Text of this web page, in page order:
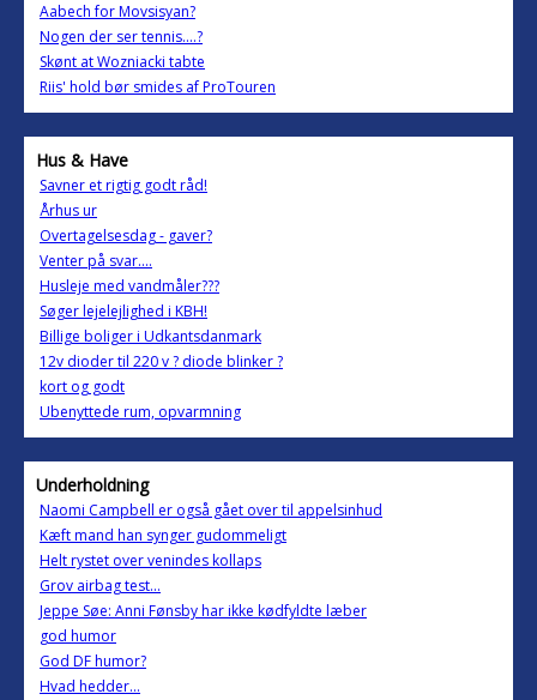
Aabech for Movsisyan?
Nogen der ser tennis....?
Skønt at Wozniacki tabte
Riis' hold bør smides af ProTouren
Hus & Have
Savner et rigtig godt råd!
Århus ur
Overtagelsesdag - gaver?
Venter på svar....
Husleje med vandmåler???
Søger lejelejlighed i KBH!
Billige boliger i Udkantsdanmark
12v dioder til 220 v ? diode blinker ?
kort og godt
Ubenyttede rum, opvarmning
Underholdning
Naomi Campbell er også gået over til appelsinhud
Kæft mand han synger gudommeligt
Helt rystet over venindes kollaps
Grov airbag test...
Jeppe Søe: Anni Fønsby har ikke kødfyldte læber
god humor
God DF humor?
Hvad hedder...